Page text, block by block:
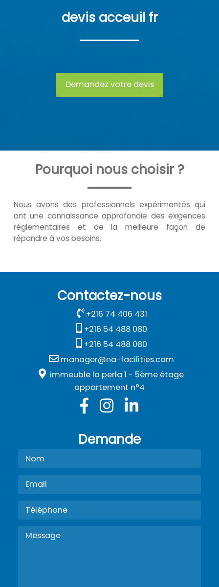
devis acceuil fr
Demandez votre devis
Pourquoi nous choisir ?
Nous avons des professionnels expérimentés qui
ont une connaissance approfondie des exigences
réglementaires et de la meilleure façon de
répondre à vos besoins.
Contactez-nous
+216 74 406 431
+216 54 488 080
+216 54 488 080
manager@na-facilities.com
immeuble la perla 1 - 5ème étage
appartement n°4
Demande